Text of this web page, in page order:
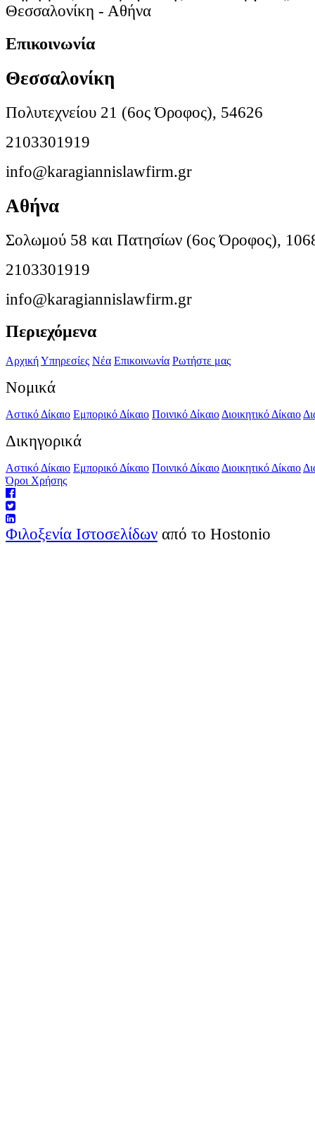
Θεσσαλονίκη - Αθήνα
Επικοινωνία
Θεσσαλονίκη
Πολυτεχνείου 21 (6ος Όροφος), 54626
2103301919
info@karagiannislawfirm.gr
Αθήνα
Σολωμού 58 και Πατησίων (6ος Όροφος),
2103301919
info@karagiannislawfirm.gr
Περιεχόμενα
ΑρχικήΥπηρεσίες Νέα Επικοινωνία Ρωτήστε μας
Νομικά
Αστικό Δίκαιο Εμπορικό Δίκαιο Ποινικό Δίκαιο Διοικητικό Δίκαιο
Δικηγορικά
Αστικό Δίκαιο Εμπορικό Δίκαιο Ποινικό Δίκαιο Διοικητικό Δίκαιο
Όροι Χρήσης
Φιλοξενία Ιστοσελίδων από το Hostonio